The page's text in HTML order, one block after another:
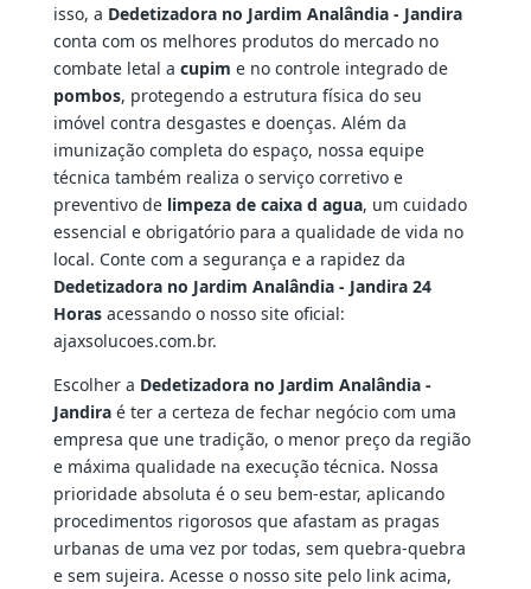
isso, a Dedetizadora no Jardim Analândia - Jandira
conta com os melhores produtos do mercado no
combate letal a cupim e no controle integrado de
pombos, protegendo a estrutura física do seu
imóvel contra desgastes e doenças. Além da
imunização completa do espaço, nossa equipe
técnica também realiza o serviço corretivo e
preventivo de limpeza de caixa d agua, um cuidado
essencial e obrigatório para a qualidade de vida no
local. Conte com a segurança e a rapidez da
Dedetizadora no Jardim Analândia - Jandira 24
Horasacessando o nosso site oficial:
ajaxsolucoes.com.br.
Escolher a Dedetizadora no Jardim Analândia -
Jandiraé ter a certeza de fechar negócio com uma
empresa que une tradição, o menor preço da região
e máxima qualidade na execução técnica. Nossa
prioridade absoluta é o seu bem-estar, aplicando
procedimentos rigorosos que afastam as pragas
urbanas de uma vez por todas, sem quebra-quebra
e sem sujeira. Acesse o nosso site pelo link acima,